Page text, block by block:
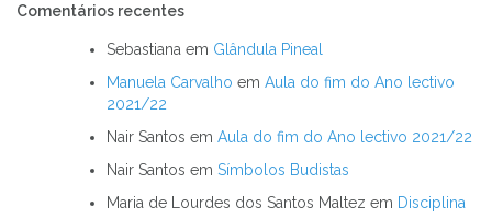
Comentários recentes
Sebastiana em Glândula Pineal
Manuela Carvalho em Aula do fim do Ano lectivo
2021/22
Nair Santos em Aula do fim do Ano lectivo 2021/22
Nair Santos em Símbolos Budistas
Maria de Lourdes dos Santos Maltez em Disciplina